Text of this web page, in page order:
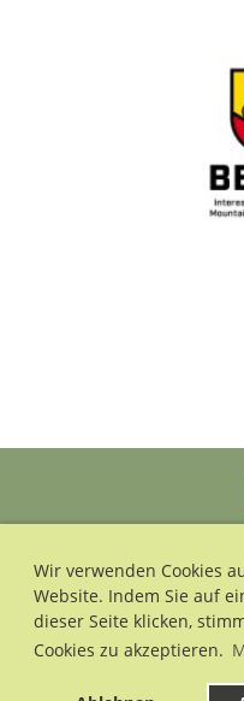
Wir verwenden Cookies
Website. Indem Sie auf
dieser Seite klicken,
Cookies zu akzeptieren.
Verein